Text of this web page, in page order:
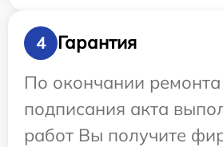
4
Гарантия
По окончании
подписания акта
работ Вы получите